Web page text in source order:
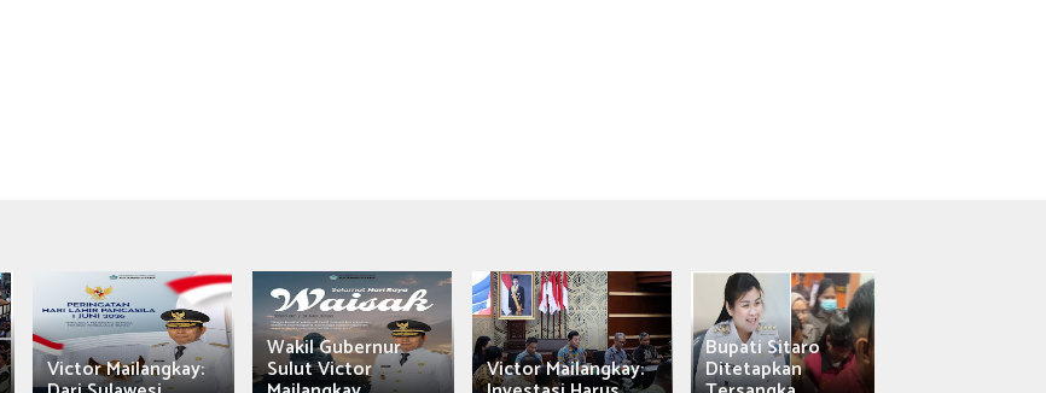
Victor Mailangkay:
Wakil Gubernur
Sulut Victor Victor Mailangkay:
Bupati Sitaro
Ditetapkan